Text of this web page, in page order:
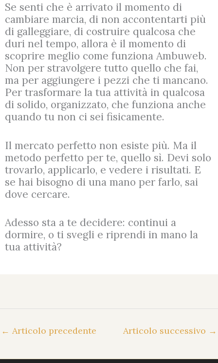
Se senti che è arrivato il momento di
cambiare marcia, di non accontentarti più
di galleggiare, di costruire qualcosa che
duri nel tempo, allora è il momento di
scoprire meglio come funziona Ambuweb.
Non per stravolgere tutto quello che fai,
ma per aggiungere i pezzi che ti mancano.
Per trasformare la tua attività in qualcosa
di solido, organizzato, che funziona anche
quando tu non ci sei fisicamente.
Il mercato perfetto non esiste più. Ma il
metodo perfetto per te, quello sì. Devi solo
trovarlo, applicarlo, e vedere i risultati. E
se hai bisogno di una mano per farlo, sai
dove cercare.
Adesso sta a te decidere: continui a
dormire, o ti svegli e riprendi in mano la
tua attività?
← Articolo precedente Articolo successivo →